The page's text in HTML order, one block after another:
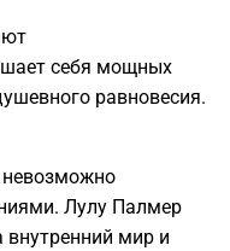
себя мощных
равновесия.
Лулу Палмер
внутренний мир и